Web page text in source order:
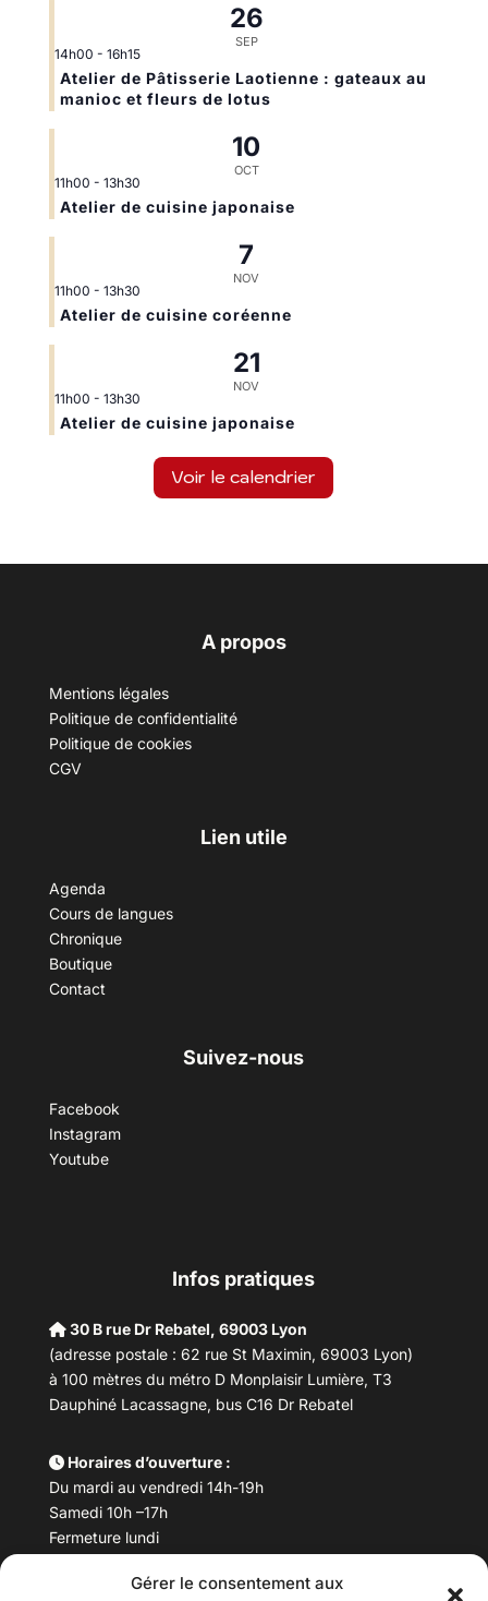
Gérer le consentement aux
26
SEP
14h00 - 16h15
Atelier de Pâtisserie Laotienne : gateaux au
manioc et fleurs de lotus
10
OCT
11h00 - 13h30
Atelier de cuisine japonaise
7
NOV
11h00 - 13h30
Atelier de cuisine coréenne
21
NOV
11h00 - 13h30
Atelier de cuisine japonaise
Voir le calendrier
A propos
Mentions légales
Politique de confidentialité
Politique de cookies
CGV
Lien utile
Agenda
Cours de langues
Chronique
Boutique
Contact
Suivez-nous
Facebook
Instagram
Youtube
Infos pratiques
30 B rue Dr Rebatel, 69003 Lyon
(adresse postale : 62 rue St Maximin, 69003 Lyon)
à 100 mètres du métro D Monplaisir Lumière, T3
Dauphiné Lacassagne, bus C16 Dr Rebatel
Horaires d’ouverture :
Du mardi au vendredi 14h-19h
Samedi 10h –17h
Fermeture lundi
Téléphone : 04 78 53 06 40